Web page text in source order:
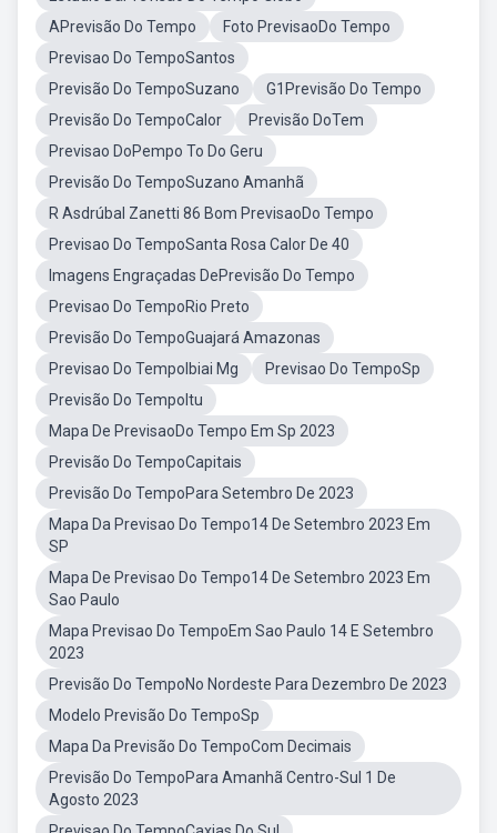
APrevisão Do Tempo
Foto PrevisaoDo Tempo
Previsao Do TempoSantos
Previsão Do TempoSuzano
G1Previsão Do Tempo
Previsão Do TempoCalor
Previsão DoTem
Previsao DoPempo To Do Geru
Previsão Do TempoSuzano Amanhã
R Asdrúbal Zanetti 86 Bom PrevisaoDo Tempo
Previsao Do TempoSanta Rosa Calor De 40
Imagens Engraçadas DePrevisão Do Tempo
Previsao Do TempoRio Preto
Previsão Do TempoGuajará Amazonas
Previsao Do TempoIbiai Mg
Previsao Do TempoSp
Previsão Do TempoItu
Mapa De PrevisaoDo Tempo Em Sp 2023
Previsão Do TempoCapitais
Previsão Do TempoPara Setembro De 2023
Mapa Da Previsao Do Tempo14 De Setembro 2023 Em
SP
Mapa De Previsao Do Tempo14 De Setembro 2023 Em
Sao Paulo
Mapa Previsao Do TempoEm Sao Paulo 14 E Setembro
2023
Previsão Do TempoNo Nordeste Para Dezembro De 2023
Modelo Previsão Do TempoSp
Mapa Da Previsão Do TempoCom Decimais
Previsão Do TempoPara Amanhã Centro-Sul 1 De
Agosto 2023